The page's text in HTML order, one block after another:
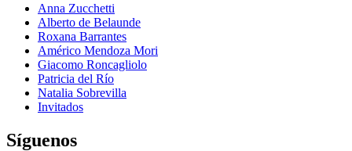
Anna Zucchetti
Alberto de Belaunde
Roxana Barrantes
Américo Mendoza Mori
Giacomo Roncagliolo
Patricia del Río
Natalia Sobrevilla
Invitados
Síguenos